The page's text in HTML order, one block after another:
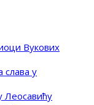
Вукових
у
Леосавићу